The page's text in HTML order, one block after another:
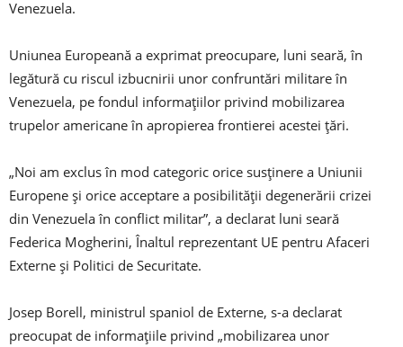
Venezuela.
Uniunea Europeană a exprimat preocupare, luni seară, în
legătură cu riscul izbucnirii unor confruntări militare în
Venezuela, pe fondul informaţiilor privind mobilizarea
trupelor americane în apropierea frontierei acestei ţări.
„Noi am exclus în mod categoric orice susţinere a Uniunii
Europene şi orice acceptare a posibilităţii degenerării crizei
din Venezuela în conflict militar”, a declarat luni seară
Federica Mogherini, Înaltul reprezentant UE pentru Afaceri
Externe şi Politici de Securitate.
Josep Borell, ministrul spaniol de Externe, s-a declarat
preocupat de informaţiile privind „mobilizarea unor